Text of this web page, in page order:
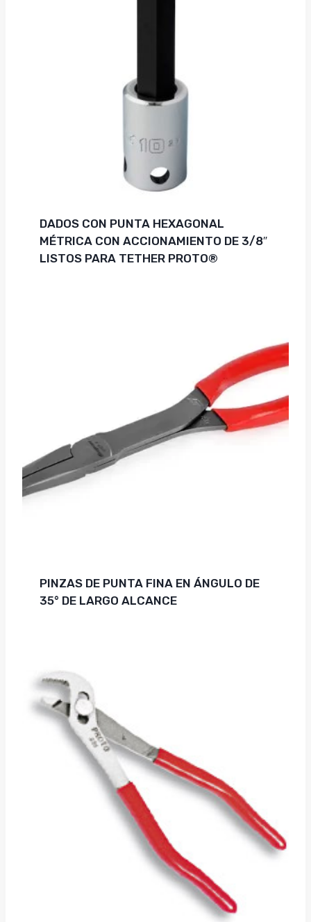
DADOS CON PUNTA HEXAGONAL
MÉTRICA CON ACCIONAMIENTO DE 3/8″
LISTOS PARA TETHER PROTO®
PINZAS DE PUNTA FINA EN ÁNGULO DE
35° DE LARGO ALCANCE